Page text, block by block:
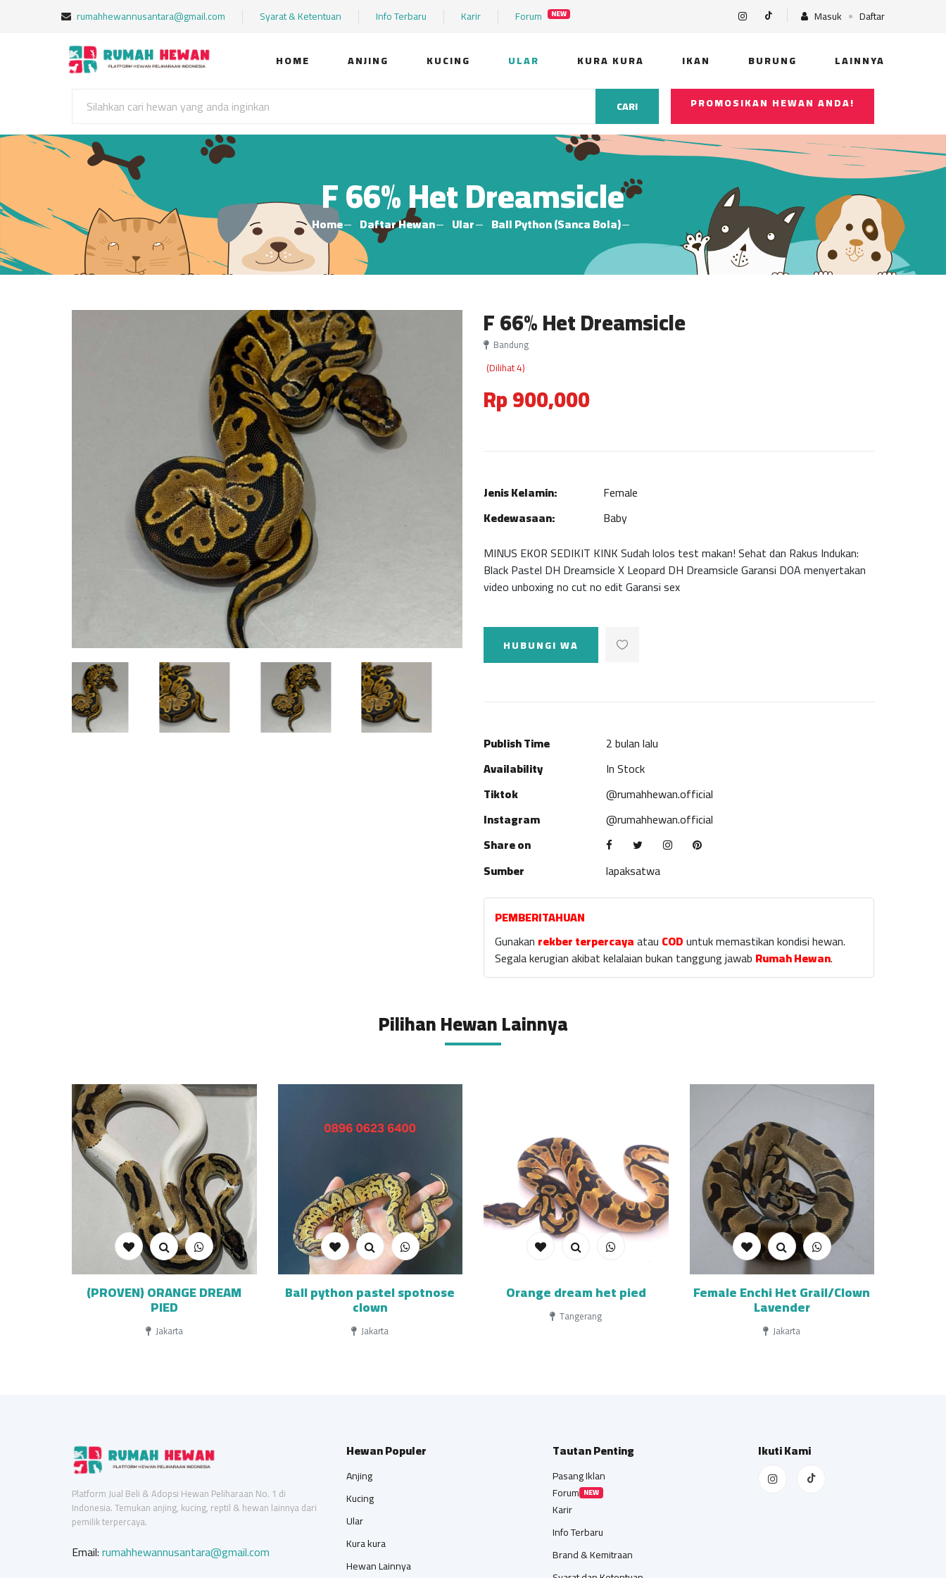
rumahhewannusantara@gmail.com Syarat & Ketentuan Info Terbaru Karir Forum NEW Masuk Daftar
HOME ANJING KUCING ULAR KURA KURA IKAN BURUNG LAINNYA
CARI PROMOSIKAN HEWAN ANDA!
F 66% Het Dreamsicle
Home Daftar Hewan Ular Ball Python (Sanca Bola)
F 66% Het Dreamsicle
Bandung
(Dilihat 4)
Rp 900,000
Jenis Kelamin:
Female
Kedewasaan:
Baby
MINUS EKOR SEDIKIT KINK Sudah lolos test makan! Sehat dan Rakus Indukan:
Black Pastel DH Dreamsicle X Leopard DH Dreamsicle Garansi DOA menyertakan
video unboxing no cut no edit Garansi sex
HUBUNGI WA
Publish Time
2 bulan lalu
Availability
In Stock
Tiktok
@rumahhewan.official
Instagram
@rumahhewan.official
Share on
Sumber
lapaksatwa
PEMBERITAHUAN
Gunakan rekber terpercayaatau CODuntuk memastikan kondisi hewan.
Segala kerugian akibat kelalaian bukan tanggung jawab Rumah Hewan.
Pilihan Hewan Lainnya
(PROVEN) ORANGE DREAM
PIED
Jakarta
Ball python pastel spotnose
clown
Jakarta
Orange dream het pied
Tangerang
Female Enchi Het Grail/Clown
Lavender
Jakarta
Platform Jual Beli & Adopsi Hewan Peliharaan No. 1 di
Indonesia. Temukan anjing, kucing, reptil & hewan lainnya dari
pemilik terpercaya.
Email:rumahhewannusantara@gmail.com
Hewan Populer
Anjing
Kucing
Ular
Kura kura
Hewan Lainnya
Tautan Penting
Pasang Iklan
Forum NEW
Karir
Info Terbaru
Brand & Kemitraan
Ikuti Kami